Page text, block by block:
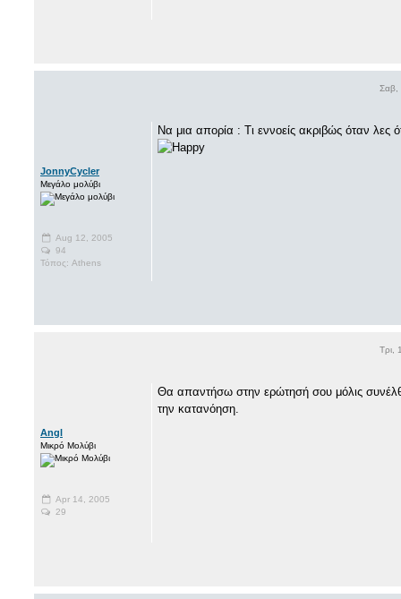
Σαβ,
JonnyCycler
Μεγάλο μολύβι
Aug 12, 2005
94
Τόπος: Athens
Nα μια απορία : Τι εννοείς ακριβώς όταν λες
Τρι,
Angl
Μικρό Μολύβι
Apr 14, 2005
29
Θα απαντήσω στην ερώτησή σου μόλις
την κατανόηση.